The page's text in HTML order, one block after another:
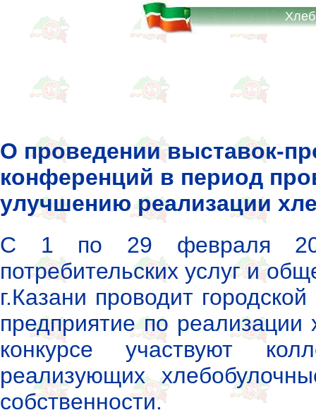
О проведении выставок-
конференций в период
улучшению реализации
С 1 по 29 февраля
потребительских услуг и
г.Казани проводит
предприятие по
конкурсе участвуют
реализующих
собственности.